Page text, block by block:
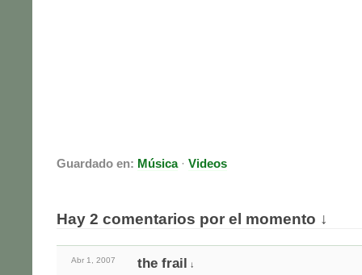
Guardado en: Música· Videos
Hay 2 comentarios por el momento ↓
Abr 1, 2007 the frail ↓